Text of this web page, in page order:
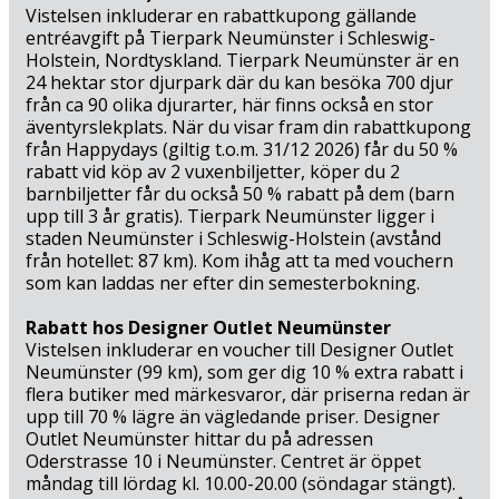
Gremersdorf och koppla av i lugn och ro med en kopp
kaffe eller en kall öl i hotellets bar eller på solterrassen.
För det finns alltid tid för avkoppling på hotellet, oavsett
om det är en minisemester eller stopover du har bokat!
Vistelsen inkluderar en rabattkupong gällande
entréavgift på Tierpark Neumünster i Schleswig-
Holstein, Nordtyskland. Tierpark Neumünster är en
24 hektar stor djurpark där du kan besöka 700 djur
från ca 90 olika djurarter, här finns också en stor
äventyrslekplats. När du visar fram din rabattkupong
från Happydays (giltig t.o.m. 31/12 2026) får du 50 %
rabatt vid köp av 2 vuxenbiljetter, köper du 2
barnbiljetter får du också 50 % rabatt på dem (barn
upp till 3 år gratis). Tierpark Neumünster ligger i
staden Neumünster i Schleswig-Holstein (avstånd
från hotellet: 87 km). Kom ihåg att ta med vouchern
som kan laddas ner efter din semesterbokning.
Rabatt hos Designer Outlet Neumünster
Vistelsen inkluderar en voucher till Designer Outlet
Neumünster (99 km), som ger dig 10 % extra rabatt i
flera butiker med märkesvaror, där priserna redan är
upp till 70 % lägre än vägledande priser. Designer
Outlet Neumünster hittar du på adressen
Oderstrasse 10 i Neumünster. Centret är öppet
måndag till lördag kl. 10.00-20.00 (söndagar stängt).